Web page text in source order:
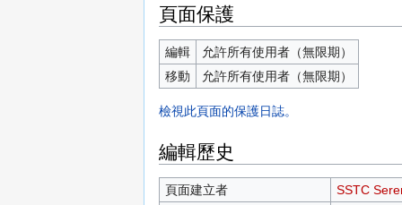
頁面保護
編輯
允許所有使用者（無限期）
移動
允許所有使用者（無限期）
檢視此頁面的保護日誌。
編輯歷史
頁面建立者
SSTC